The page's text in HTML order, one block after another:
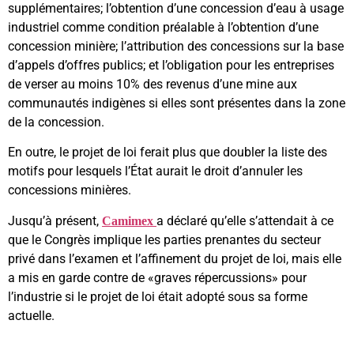
supplémentaires; l’obtention d’une concession d’eau à usage
industriel comme condition préalable à l’obtention d’une
concession minière; l’attribution des concessions sur la base
d’appels d’offres publics; et l’obligation pour les entreprises
de verser au moins 10% des revenus d’une mine aux
communautés indigènes si elles sont présentes dans la zone
de la concession.
En outre, le projet de loi ferait plus que doubler la liste des
motifs pour lesquels l’État aurait le droit d’annuler les
concessions minières.
Jusqu’à présent, Camimex a déclaré qu’elle s’attendait à ce
que le Congrès implique les parties prenantes du secteur
privé dans l’examen et l’affinement du projet de loi, mais elle
a mis en garde contre de «graves répercussions» pour
l’industrie si le projet de loi était adopté sous sa forme
actuelle.